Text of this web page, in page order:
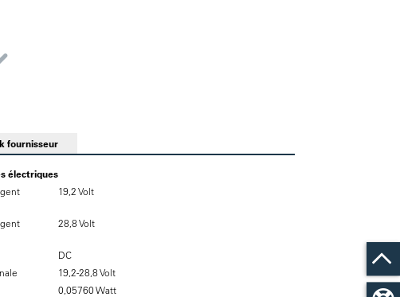
fournisseur
électriques
19,2 Volt
28,8 Volt
DC
19,2-28,8 Volt
0,05760 Watt